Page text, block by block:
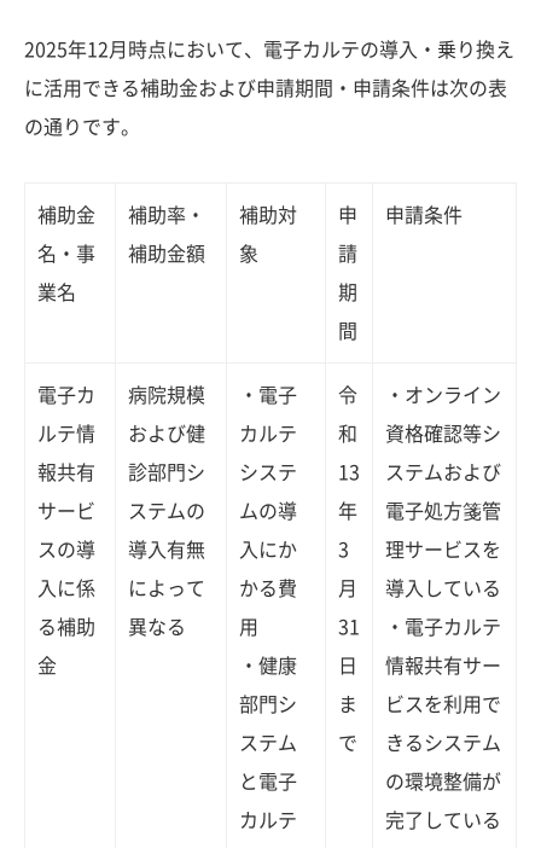
2025年12月時点において、電子カルテの導入・乗り換え
に活用できる補助金および申請期間・申請条件は次の表
の通りです。
補助金
名・事
業名
補助率・
補助金額
補助対
象
申
請
期
間
申請条件
電子カ
ルテ情
報共有
サービ
スの導
入に係
る補助
金
病院規模
および健
診部門シ
ステムの
導入有無
によって
異なる
・電子
カルテ
システ
ムの導
入にか
かる費
用
・健康
部門シ
ステム
と電子
カルテ
令
和
13
年
3
月
31
日
ま
で
・オンライン
資格確認等シ
ステムおよび
電子処方箋管
理サービスを
導入している
・電子カルテ
情報共有サー
ビスを利用で
きるシステム
の環境整備が
完了している